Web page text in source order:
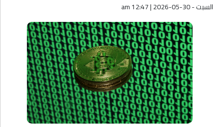
السبت - am 12:47 | 2026-05-30